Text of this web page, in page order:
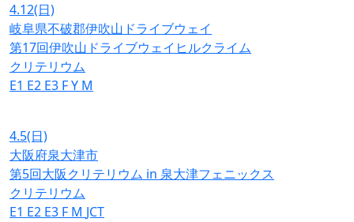
4.12(日)
岐阜県不破郡伊吹山ドライブウェイ
第17回伊吹山ドライブウェイヒルクライム
クリテリウム
E1 E2 E3 FY M
4.5(日)
大阪府泉大津市
第5回大阪クリテリウム in 泉大津フェニックス
クリテリウム
E1 E2 E3 F M JCT